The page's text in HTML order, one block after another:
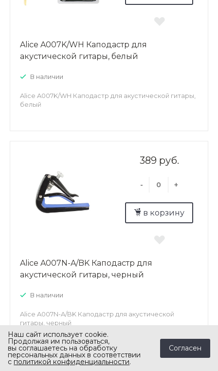
Alice A007K/WH Каподастр для
акустической гитары, белый
В наличии
Alice A007K/WH Каподастр для акустической гитары,
белый
389 руб.
- +
в корзину
Alice A007N-A/BK Каподастр для
акустической гитары, черный
В наличии
Alice A007N-A/BK Каподастр для акустической
гитары, черный
Наш сайт использует cookie.
Продолжая им пользоваться,
вы соглашаетесь на обработку
персональных данных в соответствии
с политикой конфиденциальности.
Согласен